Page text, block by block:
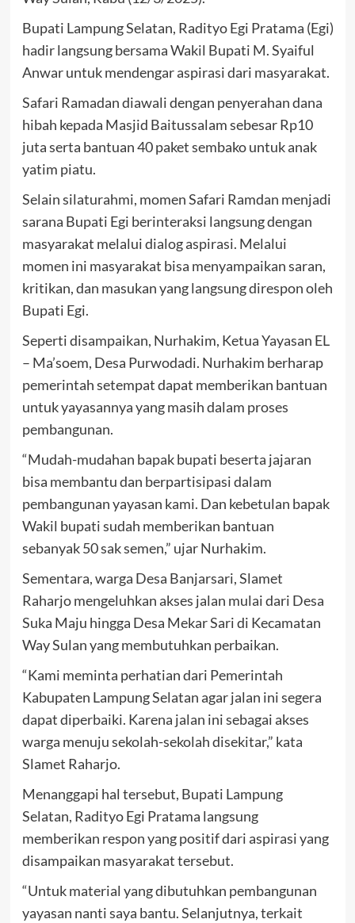
Bupati Lampung Selatan, Radityo Egi Pratama (Egi)
hadir langsung bersama Wakil Bupati M. Syaiful
Anwar untuk mendengar aspirasi dari masyarakat.
Safari Ramadan diawali dengan penyerahan dana
hibah kepada Masjid Baitussalam sebesar Rp10
juta serta bantuan 40 paket sembako untuk anak
yatim piatu.
Selain silaturahmi, momen Safari Ramdan menjadi
sarana Bupati Egi berinteraksi langsung dengan
masyarakat melalui dialog aspirasi. Melalui
momen ini masyarakat bisa menyampaikan saran,
kritikan, dan masukan yang langsung direspon oleh
Bupati Egi.
Seperti disampaikan, Nurhakim, Ketua Yayasan EL
– Ma’soem, Desa Purwodadi. Nurhakim berharap
pemerintah setempat dapat memberikan bantuan
untuk yayasannya yang masih dalam proses
pembangunan.
“Mudah-mudahan bapak bupati beserta jajaran
bisa membantu dan berpartisipasi dalam
pembangunan yayasan kami. Dan kebetulan bapak
Wakil bupati sudah memberikan bantuan
sebanyak 50 sak semen,” ujar Nurhakim.
Sementara, warga Desa Banjarsari, Slamet
Raharjo mengeluhkan akses jalan mulai dari Desa
Suka Maju hingga Desa Mekar Sari di Kecamatan
Way Sulan yang membutuhkan perbaikan.
“Kami meminta perhatian dari Pemerintah
Kabupaten Lampung Selatan agar jalan ini segera
dapat diperbaiki. Karena jalan ini sebagai akses
warga menuju sekolah-sekolah disekitar,” kata
Slamet Raharjo.
Menanggapi hal tersebut, Bupati Lampung
Selatan, Radityo Egi Pratama langsung
memberikan respon yang positif dari aspirasi yang
disampaikan masyarakat tersebut.
“Untuk material yang dibutuhkan pembangunan
yayasan nanti saya bantu. Selanjutnya, terkait